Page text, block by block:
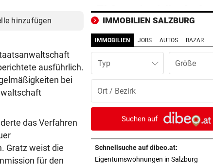
hinzufügen
ausführlich.
bei
das Verfahren
Gratz weist die
für den
TV-Star geht mit Kanzler
hart ins Gericht
ZAHLREICHE EINSÄTZE vor 5
Bach wurde in Pinzgauer Ort
reißendem Fluss
vor
keine Routine
LEIPZIGS SEIWALD vor
„Er ist wie der Liebling aller
Schwiegermütter!“
IMMOBILIEN SALZBURG
IMMOBILIEN JOBS AUTOS BAZAR
Typ
Suchen auf
Schnellsuche auf dibeo.at:
Eigentumswohnungen in Salzburg